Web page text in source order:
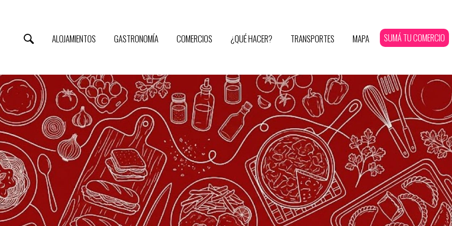
ALOJAMIENTOS GASTRONOMÍA COMERCIOS ¿QUÉ HACER? TRANSPORTES MAPA SUMÁ TU COMERCIO